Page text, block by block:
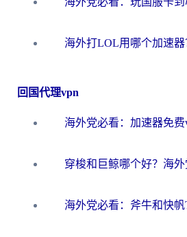
回国代理vpn